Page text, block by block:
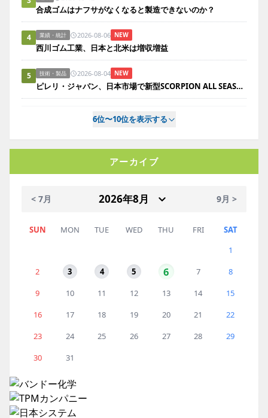
合成ゴムはナフサがなくなると製造できないのか？
4 業績・統計 2026-08-06 NEW
西川ゴム工業、日本と北米は増収増益
5 技術・製品 2026-08-04 NEW
ピレリ・ジャパン、日本市場で新型SCORPION ALL SEASON SF3を発売
6位〜10位を表示する
アーカイブ
< 7月 9月 >
SUN MON TUE WED THU FRI
SAT
1
2
3 4 5 6 7
8
9
10 11 12 13 14
15
16
17 18 19 20 21
22
23
24 25 26 27 28
29
30
31